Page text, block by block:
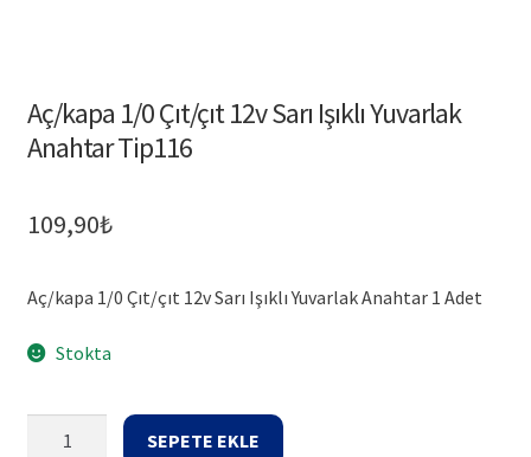
Aç/kapa 1/0 Çıt/çıt 12v Sarı Işıklı Yuvarlak
Anahtar Tip116
109,90₺
Aç/kapa 1/0 Çıt/çıt 12v Sarı Işıklı Yuvarlak Anahtar 1 Adet
Stokta
SEPETE EKLE